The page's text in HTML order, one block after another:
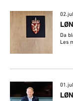
Da
Les